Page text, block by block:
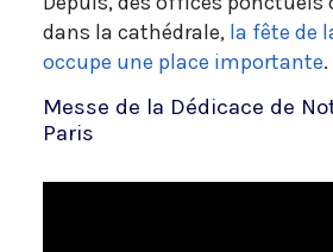
dans la cathédrale, la fête de
occupe une place importante.
Messe de la Dédicace de
Paris